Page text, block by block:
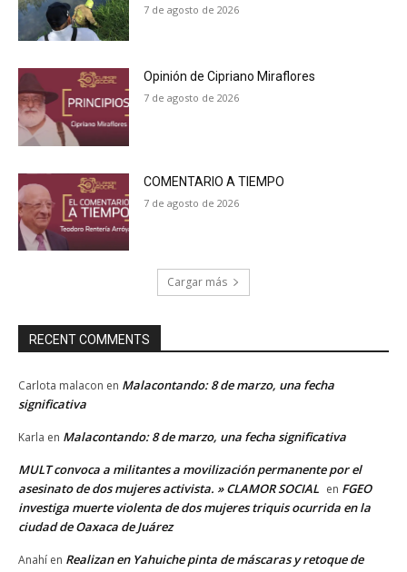
7 de agosto de 2026
Opinión de Cipriano Miraflores
7 de agosto de 2026
COMENTARIO A TIEMPO
7 de agosto de 2026
Cargar más
RECENT COMMENTS
Carlota malacon en Malacontando: 8 de marzo, una fecha
significativa
Karla en Malacontando: 8 de marzo, una fecha significativa
MULT convoca a militantes a movilización permanente por el
asesinato de dos mujeres activista. » CLAMOR SOCIAL en FGEO
investiga muerte violenta de dos mujeres triquis ocurrida en la
ciudad de Oaxaca de Juárez
Anahí en Realizan en Yahuiche pinta de máscaras y retoque de